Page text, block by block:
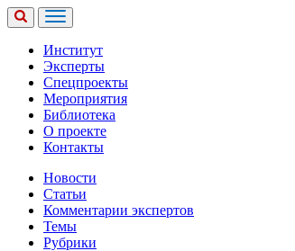
Институт
Эксперты
Спецпроекты
Мероприятия
Библиотека
О проекте
Контакты
Новости
Статьи
Комментарии экспертов
Темы
Рубрики